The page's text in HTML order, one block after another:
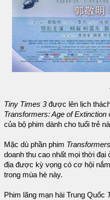
Tiny Times 3được lên lịch
Transformers: Age of Extinction
của bộ phim dành cho tuổi trẻ
Mặc dù phần phim Transformers
doanh thu cao nhất mọi thời
địa được kỳ vọng có cơ hội
trong mùa hè này.
Phim lãng mạn hài Trung Quốc